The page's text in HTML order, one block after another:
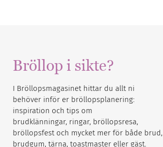
Bröllop i sikte?
I Bröllopsmagasinet hittar du allt ni
behöver inför er bröllopsplanering:
inspiration och tips om
brudklänningar, ringar, bröllopsresa,
bröllopsfest och mycket mer för både brud,
brudgum, tärna, toastmaster eller gäst.